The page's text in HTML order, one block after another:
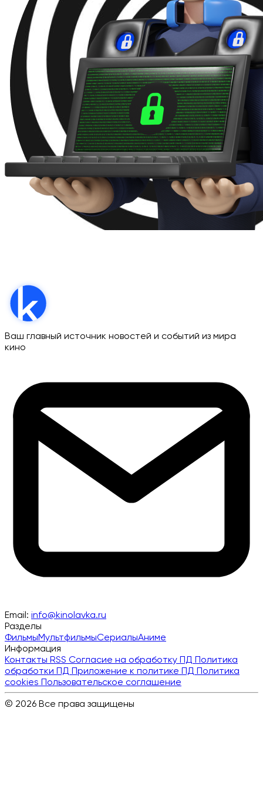
Ваш главный источник новостей и событий из мира
кино
Email: info@kinolavka.ru
Разделы
ФильмыМультфильмыСериалыАниме
Информация
Контакты RSS Согласие на обработку ПД Политика
обработки ПД Приложение к политике ПД Политика
cookies Пользовательское соглашение
© 2026 Все права защищены